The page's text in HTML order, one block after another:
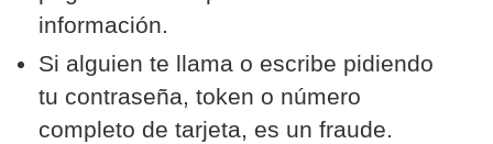
información.
Si alguien te llama o escribe pidiendo
tu contraseña, token o número
completo de tarjeta, es un fraude.